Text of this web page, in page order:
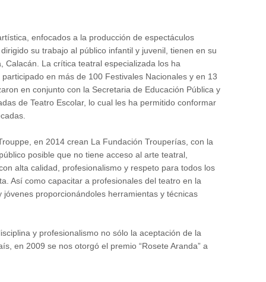
enfocados a la producción de espectáculos
su trabajo al público infantil y juvenil, tienen en su
Calacán. La crítica teatral especializada los ha
en más de 100 Festivales Nacionales y en 13
en conjunto con la Secretaria de Educación Pública y
de Teatro Escolar, lo cual les ha permitido conformar
en 2014 crean La Fundación Trouperías, con la
posible que no tiene acceso al arte teatral,
alta calidad, profesionalismo y respeto para todos los
Así como capacitar a profesionales del teatro en la
proporcionándoles herramientas y técnicas
y profesionalismo no sólo la aceptación de la
en 2009 se nos otorgó el premio “Rosete Aranda” a